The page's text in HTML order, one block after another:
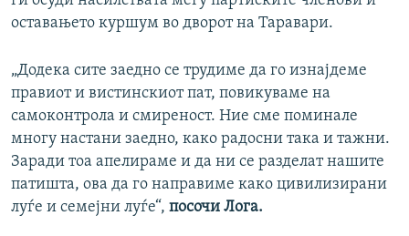
оставањето куршум во дворот на Таравари.
„Додека сите заедно се трудиме да го изнајдеме
правиот и вистинскиот пат, повикуваме на
самоконтрола и смиреност. Ние сме поминале
многу настани заедно, како радосни така и тажни.
Заради тоа апелираме и да ни се разделат нашите
патишта, ова да го направиме како цивилизирани
луѓе и семејни луѓе“, посочи Лога.